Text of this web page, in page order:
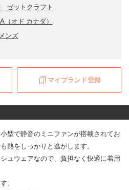
ゼットクラフト
（オド カナダ）
メンズ
マイブランド登録
型で静音のミニファンが搭載されてお
熱をしっかりと逃がします。
ュウェアなので、負担なく快適に着用
。